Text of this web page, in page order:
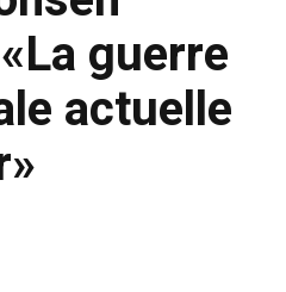
guerre
actuelle